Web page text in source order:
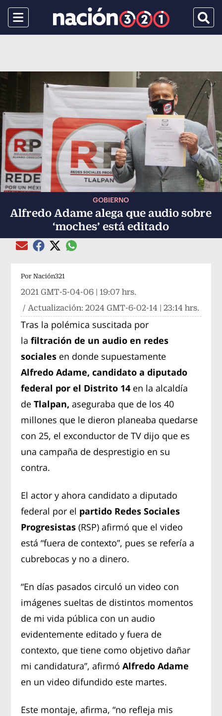
Menu
GOBIERNO
Alfredo Adame alega que audio sobre
‘moches’ está editado
Compartir el artículo actual mediante Email
Compartir el artículo actual mediante Facebook
Compartir el artículo actual mediante Twitter
Compartir el artículo actual mediante
Por Nación321
2021 GMT-5-04-06 | 19:07 hrs.
/ Actualización:2024 GMT-6-02-14 | 23:14 hrs.
Tras la polémica suscitada por
la filtración de un audio en redes
sociales en donde supuestamente
Alfredo Adame, candidato a diputado
federal por el Distrito 14 en la alcaldía
de Tlalpan, aseguraba que de los 40
millones que le dieron planeaba quedarse
con 25, el exconductor de TV dijo que es
una campaña de desprestigio en su
contra.
El actor y ahora candidato a diputado
federal por el partido Redes Sociales
Progresistas (RSP) afirmó que el video
está “fuera de contexto”, pues se refería a
cubrebocas y no a dinero.
“En días pasados circuló un video con
imágenes sueltas de distintos momentos
de mi vida pública con un audio
evidentemente editado y fuera de
contexto, que tiene como objetivo dañar
mi candidatura”, afirmó Alfredo Adame
en un video difundido este martes.
Este montaje, afirma, “no refleja mis